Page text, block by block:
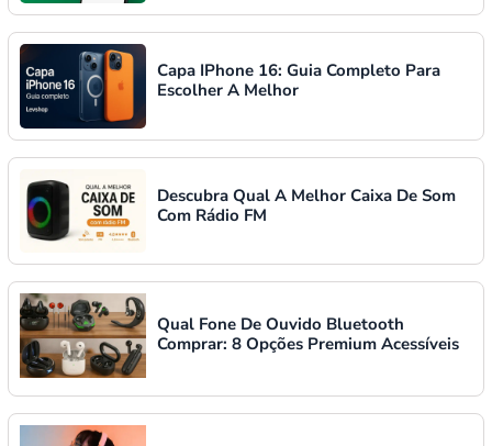
Capa IPhone 16: Guia Completo Para
Escolher A Melhor
Descubra Qual A Melhor Caixa De Som
Com Rádio FM
Qual Fone De Ouvido Bluetooth
Comprar: 8 Opções Premium Acessíveis